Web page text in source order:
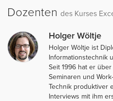
Dozenten des Kurses
Holger Wöltje
Holger Wöltje ist
Informationstechnik
Seit 1996 hat er
Seminaren und
Technik produktiver
Interviews mit ihm